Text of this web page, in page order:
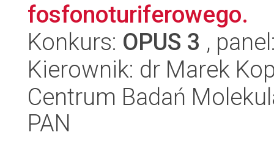
fosfonoturiferowego.
Konkurs: OPUS 3 ,
Kierownik: dr Marek
Centrum Badań
PAN